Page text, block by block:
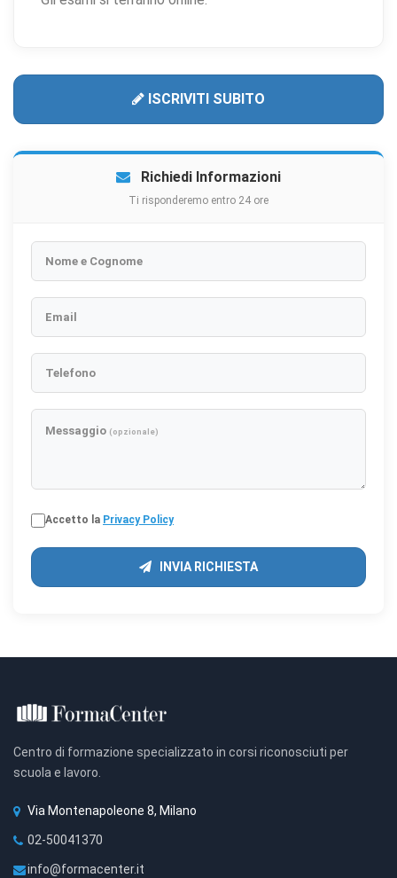
ISCRIVITI SUBITO
Richiedi Informazioni
Ti risponderemo entro 24 ore
Nome e Cognome
Email
Telefono
Messaggio (opzionale)
Accetto la Privacy Policy
INVIA RICHIESTA
Centro di formazione specializzato in corsi riconosciuti per
scuola e lavoro.
Via Montenapoleone 8, Milano
02-50041370
info@formacenter.it